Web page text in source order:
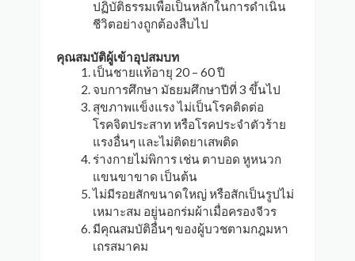
ปฏิบัติธรรมเพื่อเป็นหลักในการดำเนิน
ชีวิตอย่างถูกต้องสืบไป
คุณสมบัติผู้เข้าอุปสมบท
เป็นชายแท้อายุ 20 – 60 ปี
จบการศึกษา มัธยมศึกษาปีที่ 3 ขึ้นไป
สุขภาพแข็งแรง ไม่เป็นโรคติดต่อ
โรคจิตประสาท หรือโรคประจำตัวร้าย
แรงอื่นๆ และไม่ติดยาเสพติด
ร่างกายไม่พิการ เช่น ตาบอด หูหนวก
แขนขาขาด เป็นต้น
ไม่มีรอยสักขนาดใหญ่ หรือสักเป็นรูปไม่
เหมาะสม อยู่นอกร่มผ้าเมื่อครองจีวร
มีคุณสมบัติอื่นๆ ของผู้บวชตามกฎมหา
เถรสมาคม